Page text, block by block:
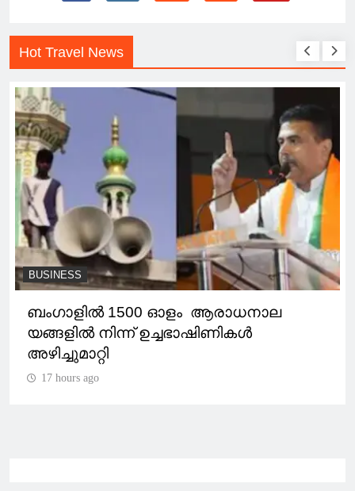
Hot Travel News
BUSINESS
ബംഗാളിൽ 1500 ഓളം ആരാധനാല
യങ്ങളിൽ നിന്ന് ഉച്ചഭാഷിണികൾ
അഴിച്ചുമാറ്റി
17 hours ago